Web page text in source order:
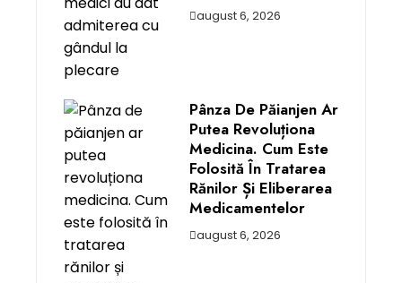
august 6, 2026
Pânza De Păianjen Ar
Putea Revoluționa
Medicina. Cum Este
Folosită În Tratarea
Rănilor Și Eliberarea
Medicamentelor
august 6, 2026